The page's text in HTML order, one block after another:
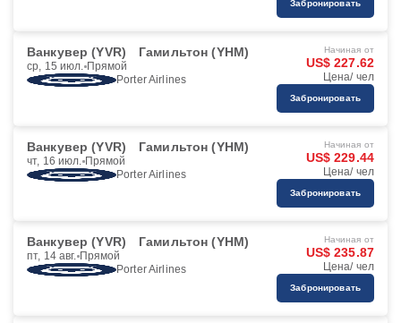
Забронировать
Ванкувер (YVR) Гамильтон (YHM)
ср, 15 июл. Прямой
Porter Airlines
Начиная от
US$ 227.62
Цена/ чел
Забронировать
Ванкувер (YVR) Гамильтон (YHM)
чт, 16 июл. Прямой
Porter Airlines
Начиная от
US$ 229.44
Цена/ чел
Забронировать
Ванкувер (YVR) Гамильтон (YHM)
пт, 14 авг. Прямой
Porter Airlines
Начиная от
US$ 235.87
Цена/ чел
Забронировать